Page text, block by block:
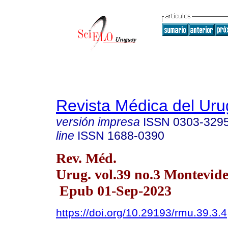
Revista Médica del
versión impresa ISSN 0303-
line ISSN 1688-0390
Rev. Méd.
Urug. vol.39 no.3
Epub 01-Sep-2023
https://doi.org/10.29193/rmu.39.3.4